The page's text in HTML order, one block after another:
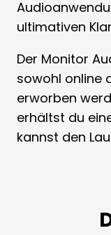
ultimativen
Der Monitor
sowohl online
erworben
erhältst du
kannst den